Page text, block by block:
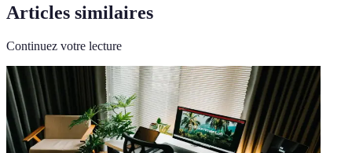
Articles similaires
Continuez votre lecture